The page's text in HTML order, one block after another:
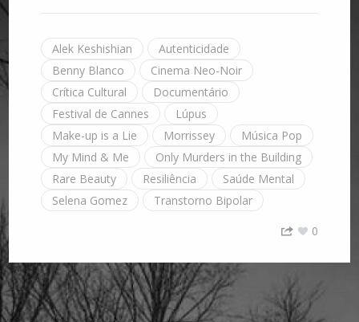
Alek Keshishian
Autenticidade
Benny Blanco
Cinema Neo-Noir
Crítica Cultural
Documentário
Festival de Cannes
Lúpus
Make-up is a Lie
Morrissey
Música Pop
My Mind & Me
Only Murders in the Building
Rare Beauty
Resiliência
Saúde Mental
Selena Gomez
Transtorno Bipolar
0